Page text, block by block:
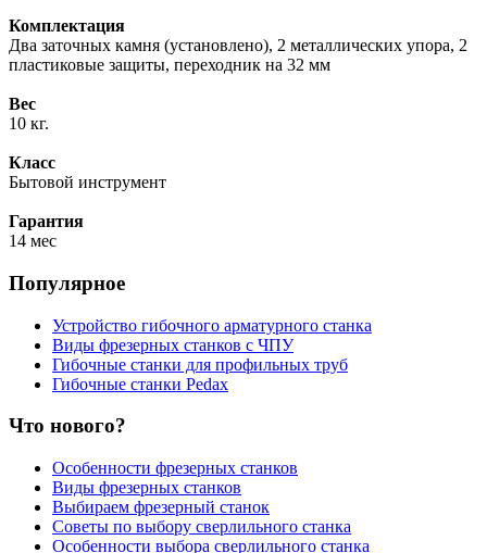
Комплектация
Два заточных камня (установлено), 2 металлических упора, 2
пластиковые защиты, переходник на 32 мм
Вес
10 кг.
Класс
Бытовой инструмент
Гарантия
14 мес
Популярное
Устройство гибочного арматурного станка
Виды фрезерных станков с ЧПУ
Гибочные станки для профильных труб
Гибочные станки Pedax
Что нового?
Особенности фрезерных станков
Виды фрезерных станков
Выбираем фрезерный станок
Советы по выбору сверлильного станка
Особенности выбора сверлильного станка